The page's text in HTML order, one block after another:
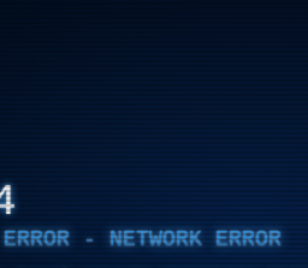
- NETWORK ERROR